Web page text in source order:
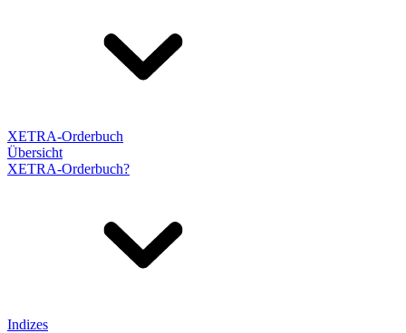
XETRA-Orderbuch
Übersicht
XETRA-Orderbuch?
Indizes